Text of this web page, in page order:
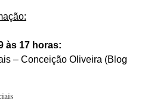
às 17 horas:
– Conceição Oliveira (Blog